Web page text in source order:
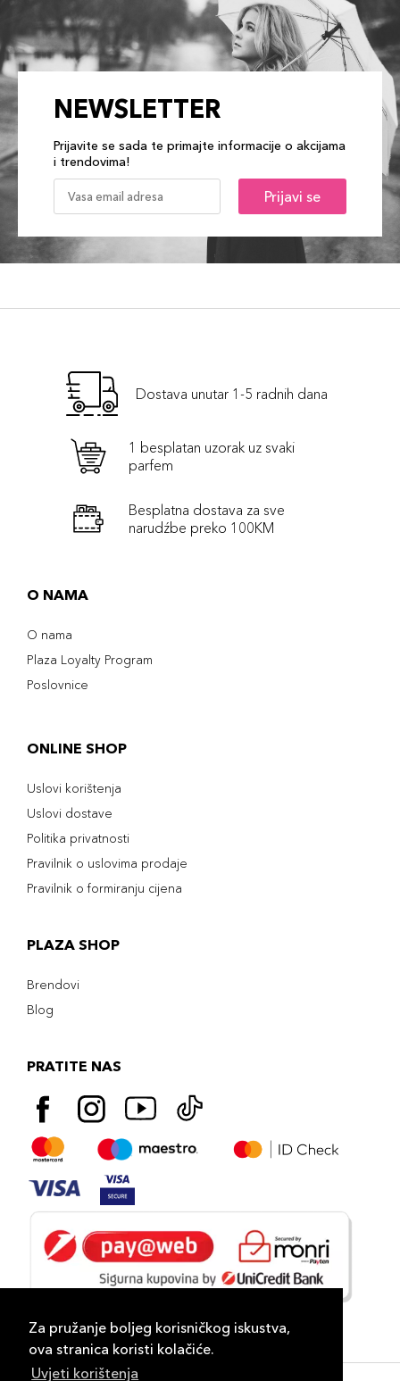
Za pružanje boljeg korisničkog iskustva,
ova stranica koristi kolačiće.
Uvjeti korištenja
NEWSLETTER
Prijavite se sada te primajte informacije o akcijama
i trendovima!
Prijavi se
Dostava unutar 1-5 radnih dana
1 besplatan uzorak uz svaki
parfem
Besplatna dostava za sve
narudźbe preko 100KM
O NAMA
O nama
Plaza Loyalty Program
Poslovnice
ONLINE SHOP
Uslovi korištenja
Uslovi dostave
Politika privatnosti
Pravilnik o uslovima prodaje
Pravilnik o formiranju cijena
PLAZA SHOP
Brendovi
Blog
PRATITE NAS